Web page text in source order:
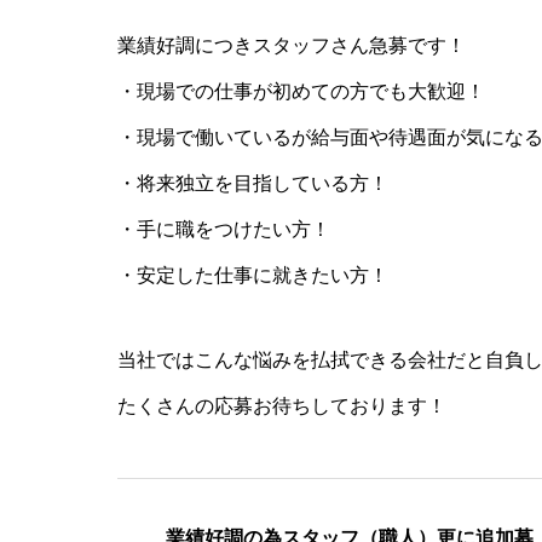
業績好調につきスタッフさん急募です！
・現場での仕事が初めての方でも大歓迎！
・現場で働いているが給与面や待遇面が気になる
・将来独立を目指している方！
・手に職をつけたい方！
・安定した仕事に就きたい方！
当社ではこんな悩みを払拭できる会社だと自負
たくさんの応募お待ちしております！
業績好調の為スタッフ（職人）更に追加募